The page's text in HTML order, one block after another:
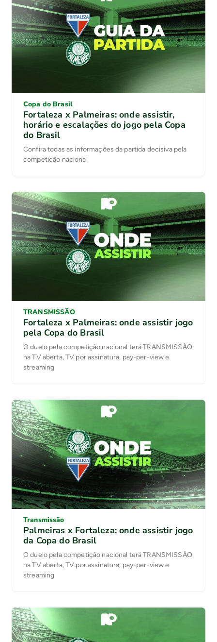
Copa do Brasil
Fortaleza x Palmeiras: onde assistir,
horário e escalações do jogo pela Copa
do Brasil
Confira todas as informações da partida decisiva pela
competição nacional
TRANSMISSÃO
Fortaleza x Palmeiras: onde assistir jogo
pela Copa do Brasil
O duelo pela competição nacional terá TRANSMISSÃO
na TV aberta, TV por assinatura, pay-per-view e
streaming
Transmissão
Palmeiras x Fortaleza: onde assistir jogo
da Copa do Brasil
O duelo pela competição nacional terá TRANSMISSÃO
na TV aberta, TV por assinatura, pay-per-view e
streaming